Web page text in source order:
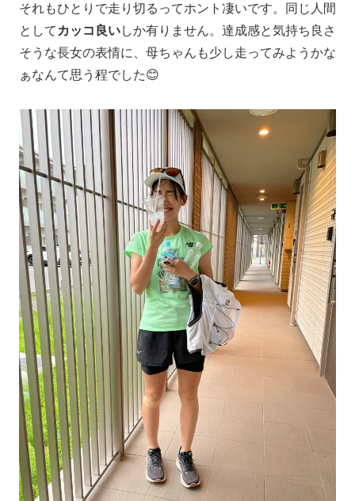
それもひとりで走り切るってホント凄いです。同じ人間
として カッコ良いしか有りません。達成感と気持ち良さ
そうな長女の表情に、母ちゃんも少し走ってみようかな
ぁなんて思う程でした😊